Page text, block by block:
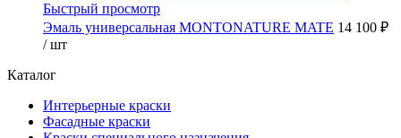
Быстрый просмотр
Эмаль универсальная MONTONATURE MATE 14 100 ₽
/ шт
Каталог
Интерьерные краски
Фасадные краски